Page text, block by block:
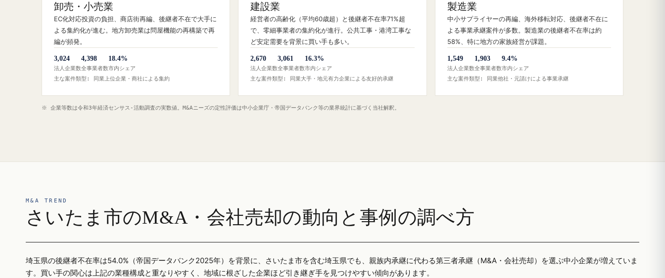
卸売・小売業
EC化対応投資の負担、商店街再編、後継者不在で大手に
よる集約化が進む。地方卸売業は問屋機能の再構築で再
編が頻発。
3,024
法人企業数
4,398
全事業者数
18.4%
市内シェア
主な案件類型: 同業上位企業・商社による集約
建設業
経営者の高齢化（平均60歳超）と後継者不在率71%超
で、零細事業者の集約化が進行。公共工事・港湾工事な
ど安定需要を背景に買い手も多い。
2,670
法人企業数
3,061
全事業者数
16.3%
市内シェア
主な案件類型: 同業大手・地元有力企業による友好的承継
製造業
中小サプライヤーの再編、海外移転対応、後継者不在に
よる事業承継案件が多数。製造業の後継者不在率は約
58%、特に地方の家族経営が課題。
1,549
法人企業数
1,903
全事業者数
9.4%
市内シェア
主な案件類型: 同業他社・元請けによる事業承継
※ 企業等数は令和3年経済センサス‐活動調査の実数値。M&Aニーズの定性評価は中小企業庁・帝国データバンク等の業界統計に基づく当社解釈。
M&A TREND
さいたま市のM&A・会社売却の動向と事例の調べ方
埼玉県の後継者不在率は54.0%（帝国データバンク2025年）を背景に、さいたま市を含む埼玉県でも、親族内承継に代わる第三者承継（M&A・会社売却）を選ぶ中小企業が増えていま
す。買い手の関心は上記の業種構成と重なりやすく、地域に根ざした企業ほど引き継ぎ手を見つけやすい傾向があります。